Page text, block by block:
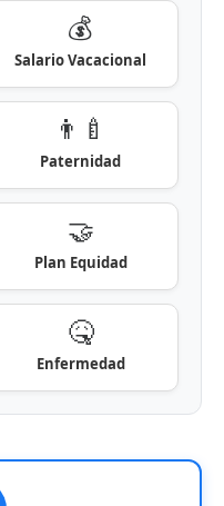
💰
Salario Vacacional
👨‍🍼
Paternidad
🤝
Plan Equidad
🤒
Enfermedad